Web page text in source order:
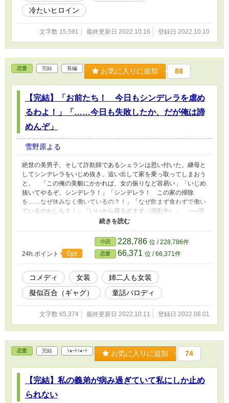
冷たいヒロイン
文字数 15,591 最終更新日 2022.10.16 登録日 2022.10.10
恋愛 完結 長編 お気に入りに追加 88
【完結】「お前たち！ 今日もシンデレラを虐め
るわよ！」「……今日も失敗したか、だが俺は諦
めんぞ」
雪野原よる
絶世の美男子、そして詐欺師であるシェランは思い付いた。継母と
してシンデレラをいじめ抜き、追い出して家を乗っ取ってしまおう
と。 「この俺の美貌にかかれば、女の振りなど容易い」「いじめ
抜いてやるぞ、シンデレラ！」「シンデレラ！ この家の掃除
を……なぜ休みなく働いているの？！」「なぜ飲まず食わずで働い
ているのかしら？！」「いいから寝ろざます（混乱中）」 ──労
働依存症なシンデレラVS悪に成り切れない世話焼き悪役のハート
ウォーミングストーリー！ ……になる予定だった何か。多分ラ
24h.ポイント 0pt
小説 228,786 位 / 228,786件
恋愛 66,371 位 / 66,371件
コメディ 女装
姉二人も女装
擬似百合（ギャグ）
童話パロディ
文字数 65,374 最終更新日 2022.10.11 登録日 2022.08.01
恋愛 完結 ｼｮｰﾄｼｮｰﾄ お気に入りに追加 74
【完結】私の義弟が病み過ぎていて私にしか止め
られない